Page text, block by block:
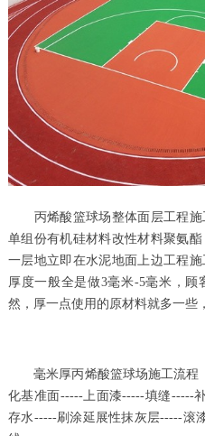
丙烯酸篮球场整体面层工程施
单组份有机硅材料改性材料聚氨
一层地立即在水泥地面上边工程
厚度一般全是做3毫米-5毫米，
然，厚一点使用的原材料就多一些
毫米厚丙烯酸篮球场施工流程
化基准面-----上面漆-----填缝-----
存水-----刷涂延展性抹灰层-----滚